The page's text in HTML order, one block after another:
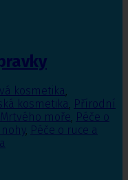
kosmetika,
kosmetika, Přírodní
moře, Péče o
nohy, Péče o ruce a